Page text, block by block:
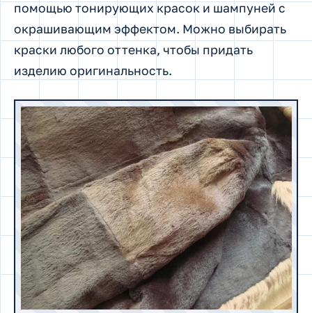
помощью тонирующих красок и шампуней с
окрашивающим эффектом. Можно выбирать
краски любого оттенка, чтобы придать
изделию оригинальность.